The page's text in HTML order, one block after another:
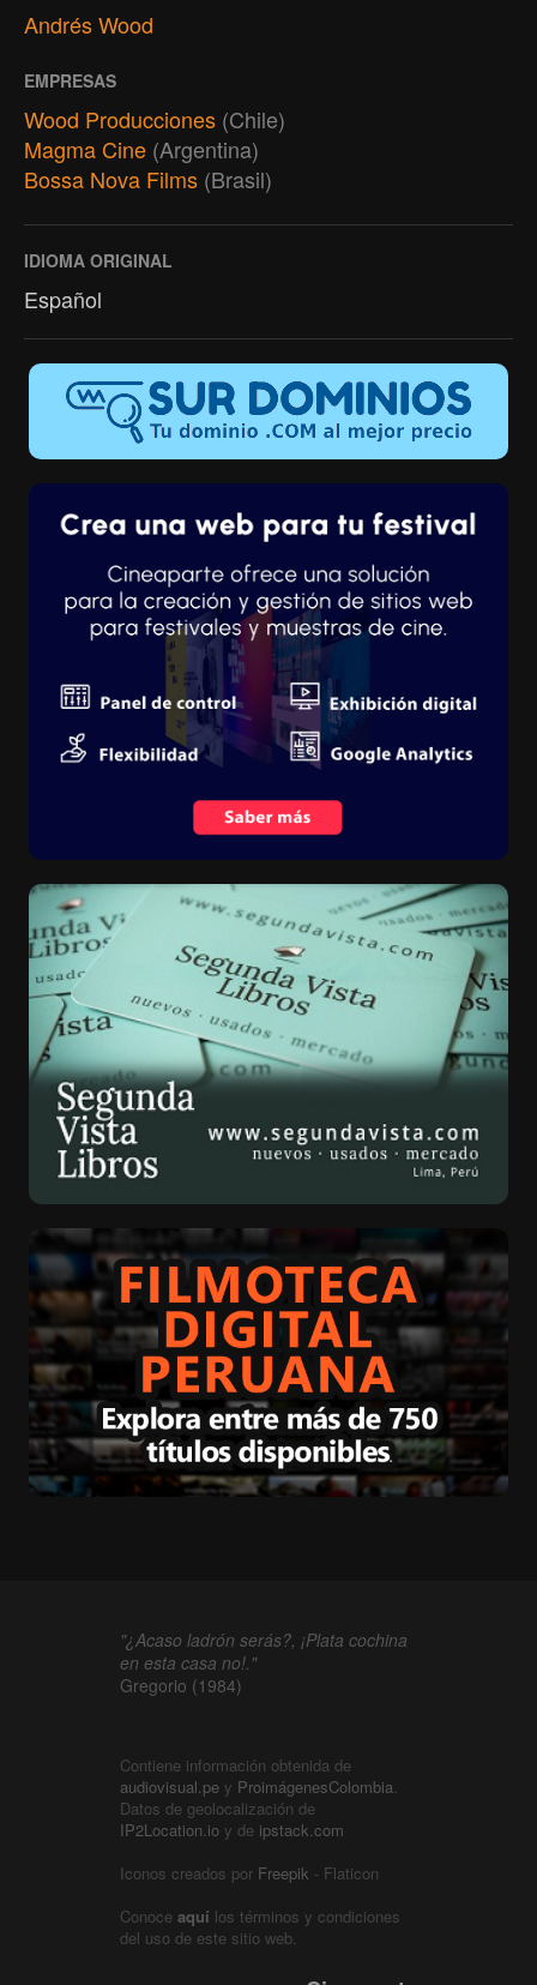
Andrés Wood
EMPRESAS
Wood Producciones (Chile)
Magma Cine (Argentina)
Bossa Nova Films (Brasil)
IDIOMA ORIGINAL
Español
"¿Acaso ladrón serás?, ¡Plata cochina
en esta casa no!."
Gregorio (1984)
Contiene información obtenida de
audiovisual.pe y ProimágenesColombia.
Datos de geolocalización de
IP2Location.io y de ipstack.com
Iconos creados por Freepik - Flaticon
Conoce aquí los términos y condiciones
del uso de este sitio web.